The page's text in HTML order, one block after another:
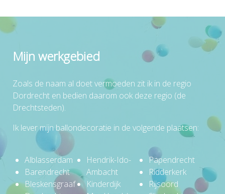
Mijn werkgebied
Zoals de naam al doet vermoeden zit ik in de regio
Dordrecht en bedien daarom ook deze regio (de
Drechtsteden).
Ik lever mijn ballondecoratie in de volgende plaatsen:
Alblasserdam
Barendrecht
Bleskensgraaf
Hendrik-Ido-
Ambacht
Kinderdijk
Papendrecht
Ridderkerk
Rijsoord